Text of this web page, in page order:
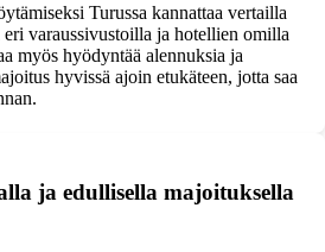
Turussa kannattaa vertailla
varaussivustoilla ja hotellien omilla
myös hyödyntää alennuksia ja
hyvissä ajoin etukäteen, jotta saa
ja edullisella majoituksella